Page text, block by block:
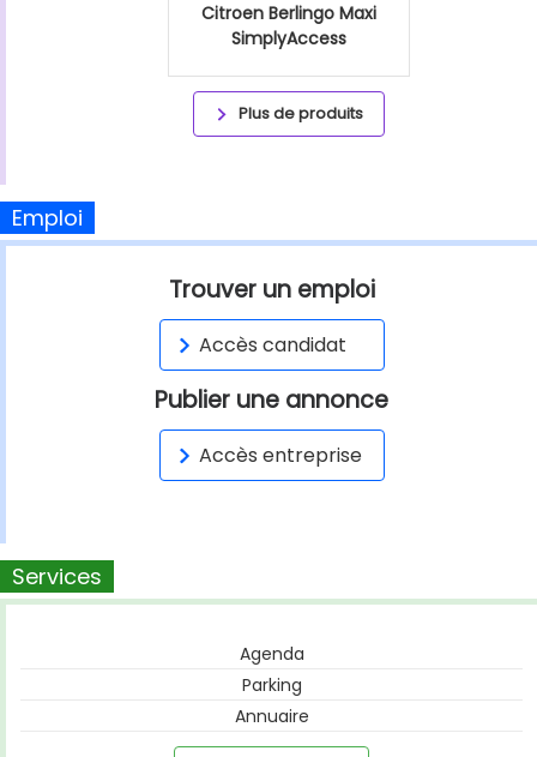
Citroen Berlingo Maxi
SimplyAccess
Plus de produits
Emploi
Trouver un emploi
Accès candidat
Publier une annonce
Accès entreprise
Services
Agenda
Parking
Annuaire